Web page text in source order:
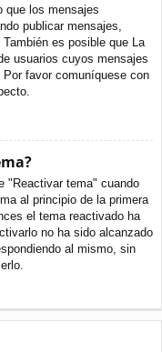
que los mensajes
publicar mensajes,
es posible que La
usuarios cuyos mensajes
favor comuníquese con
"Reactivar tema" cuando
al principio de la primera
el tema reactivado ha
no ha sido alcanzado
al mismo, sin